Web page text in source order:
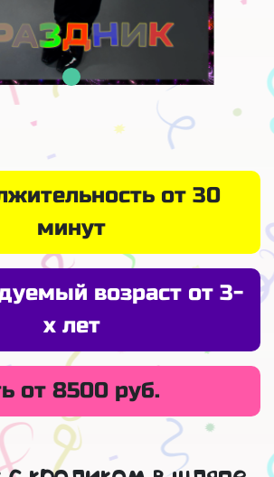
от 30
минут
возраст от 3-
х лет
от 8500 руб.